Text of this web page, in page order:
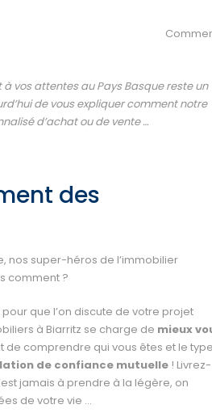
vos attentes au Pays Basque reste un
de vous expliquer comment notre
d’achat ou de vente …
des
nos super-héros de l’immobilier
comment ?
que l’on discute de votre projet
à Biarritz se charge de mieux
de comprendre qui vous êtes et le
de confiance mutuelle ! Livrez-
jamais à prendre à la légère, on
de votre vie …